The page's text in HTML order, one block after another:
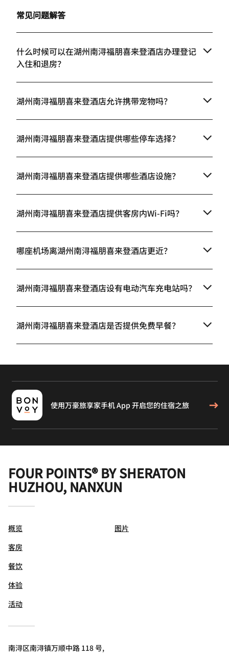
常见问题解答
什么时候可以在湖州南浔福朋喜来登酒店办理登记
入住和退房？
湖州南浔福朋喜来登酒店允许携带宠物吗？
湖州南浔福朋喜来登酒店提供哪些停车选择？
湖州南浔福朋喜来登酒店提供哪些酒店设施？
湖州南浔福朋喜来登酒店提供客房内Wi-Fi吗？
哪座机场离湖州南浔福朋喜来登酒店更近？
湖州南浔福朋喜来登酒店设有电动汽车充电站吗？
湖州南浔福朋喜来登酒店是否提供免费早餐？
使用万豪旅享家手机 App 开启您的住宿之旅
FOUR POINTS® BY SHERATON
HUZHOU, NANXUN
概览
客房
餐饮
体验
活动
图片
南浔区南浔镇万顺中路 118 号,